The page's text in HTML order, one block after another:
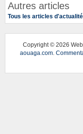
Autres articles
Tous les articles
Copyright © 2026
aouaga.com.